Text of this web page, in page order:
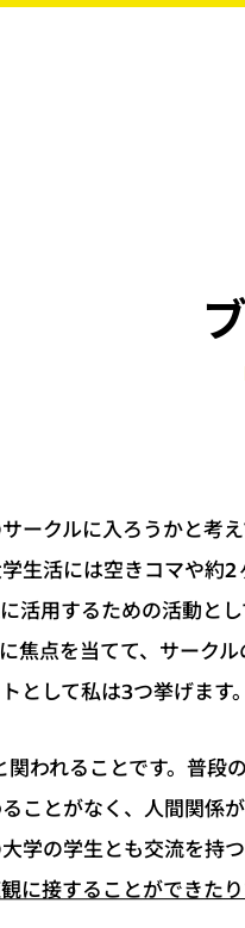
ークルに入ろうかと考
生活には空きコマや約
活用するための活動と
焦点を当てて、サーク
として私は3つ挙げます。
関われることです。普
ことがなく、人間関係
学の学生とも交流を持
に接することができた